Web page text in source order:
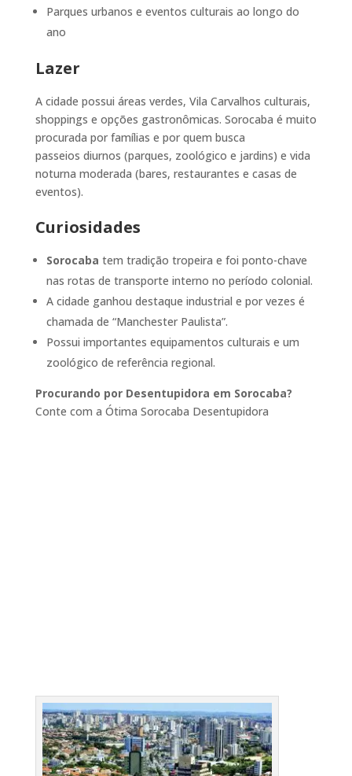
Parques urbanos e eventos culturais ao longo do
ano
Lazer
A cidade possui áreas verdes, Vila Carvalhos culturais,
shoppings e opções gastronômicas. Sorocaba é muito
procurada por famílias e por quem busca
passeios diurnos (parques, zoológico e jardins) e vida
noturna moderada (bares, restaurantes e casas de
eventos).
Curiosidades
Sorocaba tem tradição tropeira e foi ponto-chave
nas rotas de transporte interno no período colonial.
A cidade ganhou destaque industrial e por vezes é
chamada de “Manchester Paulista”.
Possui importantes equipamentos culturais e um
zoológico de referência regional.
Procurando por Desentupidora em Sorocaba?
Conte com a Ótima Sorocaba Desentupidora